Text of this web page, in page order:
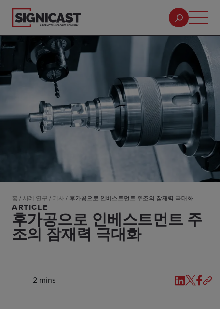
홈 / 사례 연구 / 기사 / 후가공으로 인베스트먼트 주조의 잠재력 극대화
ARTICLE
후가공으로 인베스트먼트 주
조의 잠재력 극대화
2 mins